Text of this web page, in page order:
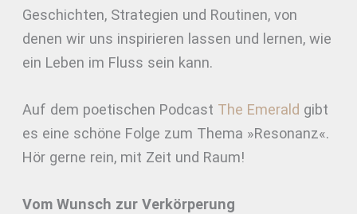
Geschichten, Strategien und Routinen, von
denen wir uns inspirieren lassen und lernen, wie
ein Leben im Fluss sein kann.
Auf dem poetischen Podcast The Emerald gibt
es eine schöne Folge zum Thema »Resonanz«.
Hör gerne rein, mit Zeit und Raum!
Vom Wunsch zur Verkörperung